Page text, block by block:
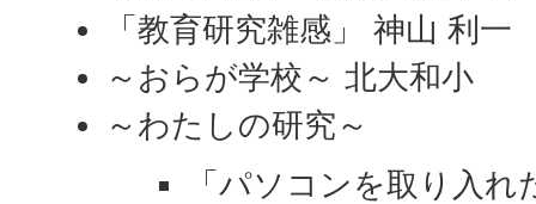
「教育研究雑感」 神山 利一
～おらが学校～ 北大和小
～わたしの研究～
「パソコンを取り入